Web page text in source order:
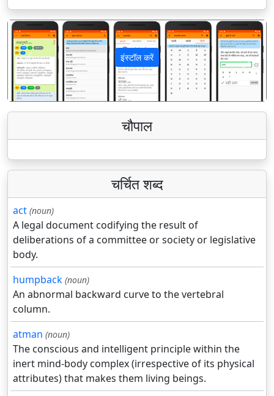
इंस्टॉल करें
पिछला अगला
चौपाल
चर्चित शब्द
act (noun)
A legal document codifying the result of
deliberations of a committee or society or legislative
body.
humpback (noun)
An abnormal backward curve to the vertebral
column.
atman (noun)
The conscious and intelligent principle within the
inert mind-body complex (irrespective of its physical
attributes) that makes them living beings.